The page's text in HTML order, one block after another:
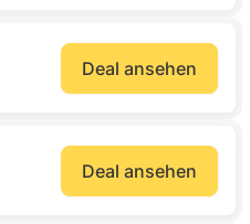
Deal ansehen
Deal ansehen